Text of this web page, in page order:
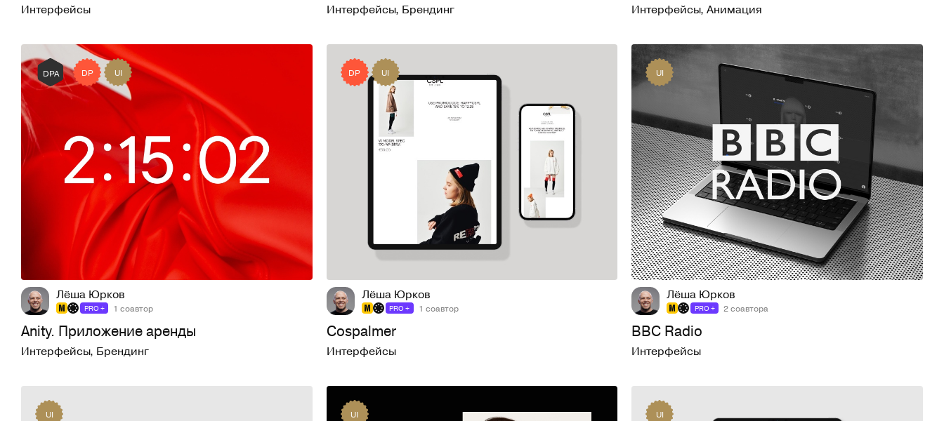
Интерфейсы Интерфейсы, Брендинг Интерфейсы,Анимация
DPA DP UI
239 3,6K
Лёша Юрков
PRO + 1 соавтор
Anity. Приложение аренды
Интерфейсы, Брендинг
DP UI
Лёша Юрков
PRO + 1 соавтор
Cospalmer
Интерфейсы
UI
71 1,4K
Лёша Юрков
PRO + 2 соавтора
BBC Radio
Интерфейсы
UI UI UI